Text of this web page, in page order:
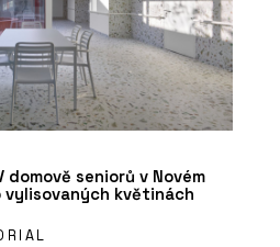
domově seniorů v Novém
vylisovaných květinách